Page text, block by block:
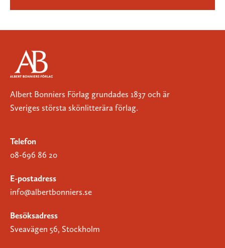
Albert Bonniers Förlag grundades 1837 och är
Sveriges största skönlitterära förlag.
Telefon
08-696 86 20
E-postadress
info@albertbonniers.se
Besöksadress
Sveavägen 56, Stockholm